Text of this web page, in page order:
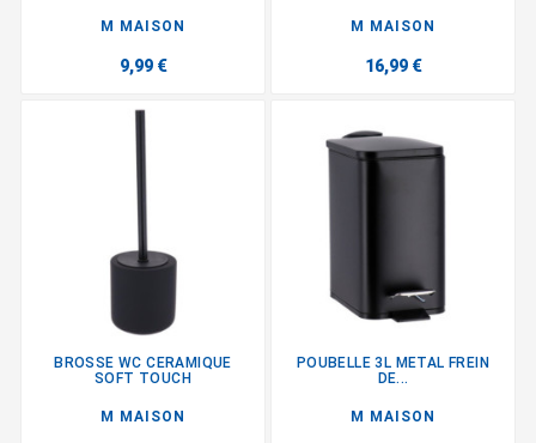
M MAISON
9,99 €
M MAISON
16,99 €
BROSSE WC CERAMIQUE
SOFT TOUCH
M MAISON
POUBELLE 3L METAL FREIN
DE...
M MAISON